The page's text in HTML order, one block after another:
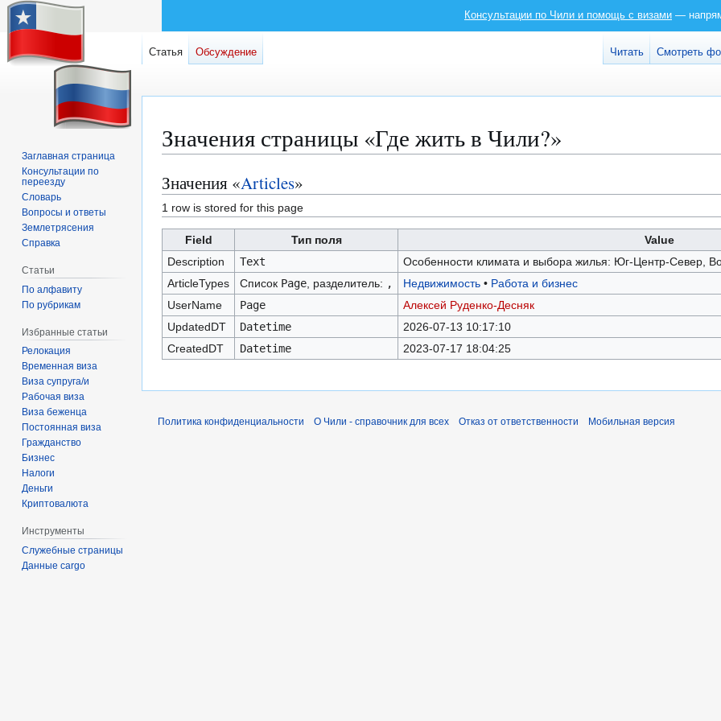
Консультации по Чили и помощь с визами —
Значения страницы «Где жить в Чили?»
Перейти
к
навигации
Перейти
к
поиску
Значения «Articles»
1 row is stored for this page
Field Тип поля
Value
Description
Text
Особенности климата и выбора жилья: Юг-Центр-Север,
ArticleTypes
Список Page, разделитель: , Недвижимость • Работа и бизнес
UserName
Page
Алексей Руденко-Десняк
UpdatedDT
Datetime
2026-07-13 10:17:10
CreatedDT
Datetime 2023-07-17 18:04:25
Статья Обсуждение Читать Смотреть
Заглавная страница
Консультации по
переезду
Словарь
Вопросы и ответы
Землетрясения
Справка
Статьи
По алфавиту
По рубрикам
Избранные статьи
Релокация
Временная виза
Виза супруга/и
Рабочая виза
Виза беженца
Постоянная виза
Гражданство
Бизнес
Налоги
Деньги
Криптовалюта
Инструменты
Служебные страницы
Данные cargo
Политика конфиденциальности О Чили - справочник для всех Отказ от ответственности Мобильная версия